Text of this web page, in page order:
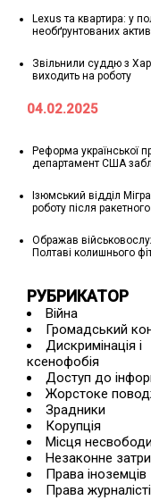
Lexus та квартира: у
необґрунтованих
Звільнили суддю з
виходить на роботу
04.02.2025
Реформа української
департамент США
Ізюмський відділ
роботу після
Ображав
Полтаві колишнього
РУБРИКАТОР
Війна
Громадський
Дискримінація і
ксенофобія
Доступ до
Жорстоке
Зрадники
Корупція
Місця несвободи
Незаконне
Права іноземців
Права